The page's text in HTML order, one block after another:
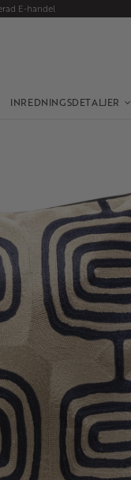
E-handel
INREDNINGSDETALJER